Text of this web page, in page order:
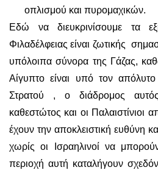
οπλισμού και πυρομαχικών.
Εδώ να διευκρινίσουμε τα
Φιλαδέλφειας είναι ζωτικής
υπόλοιπα σύνορα της Γάζας,
Αίγυπτο είναι υπό τον απόλυτο
Στρατού , ο διάδρομος αυτός
καθεστώτος και οι Παλαιστίνιοι
έχουν την αποκλειστική ευθύνη
χωρίς οι Ισραηλινοί να
περιοχή αυτή καταλήγουν